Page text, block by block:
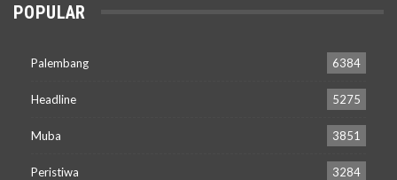
POPULAR
Palembang 6384
Headline 5275
Muba 3851
Peristiwa 3284